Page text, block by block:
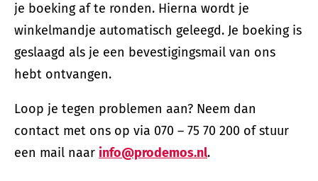
je boeking af te ronden. Hierna wordt je
winkelmandje automatisch geleegd. Je boeking is
geslaagd als je een bevestigingsmail van ons
hebt ontvangen.
Loop je tegen problemen aan? Neem dan
contact met ons op via 070 – 75 70 200 of stuur
een mail naar info@prodemos.nl.